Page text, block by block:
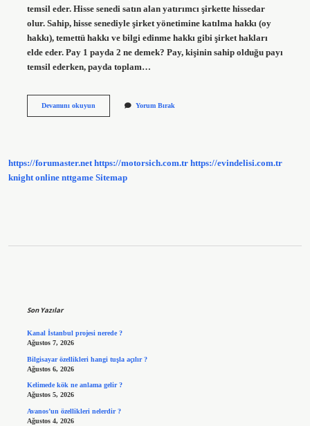
temsil eder. Hisse senedi satın alan yatırımcı şirkette hissedar
olur. Sahip, hisse senediyle şirket yönetimine katılma hakkı (oy
hakkı), temettü hakkı ve bilgi edinme hakkı gibi şirket hakları
elde eder. Pay 1 payda 2 ne demek? Pay, kişinin sahip olduğu payı
temsil ederken, payda toplam…
Devamını okuyunPay
Yorum Bırak
https://forumaster.net https://motorsich.com.tr https://evindelisi.com.tr
knight online nttgame Sitemap
Son Yazılar
Kanal İstanbul projesi nerede ?
Ağustos 7, 2026
Bilgisayar özellikleri hangi tuşla açılır ?
Ağustos 6, 2026
Kelimede kök ne anlama gelir ?
Ağustos 5, 2026
Avanos’un özellikleri nelerdir ?
Ağustos 4, 2026